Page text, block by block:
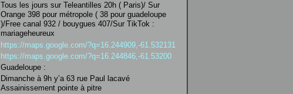
Tous les jours sur Teleantilles 20h ( Paris)/ Sur
Orange 398 pour métropole ( 38 pour guadeloupe
)/Free canal 932 / bouygues 407/Sur TikTok :
mariageheureux
https://maps.google.com/?q=16.244909,-61.532131
https://maps.google.com/?q=16.244846,-61.53200
Guadeloupe :
Dimanche à 9h y’a 63 rue Paul lacavé
Assainissement pointe à pitre